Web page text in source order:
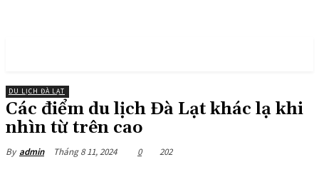
DU LỊCH ĐÀ LẠT
Các điểm du lịch Đà Lạt khác lạ khi
nhìn từ trên cao
By admin Tháng 8 11, 2024 0 202